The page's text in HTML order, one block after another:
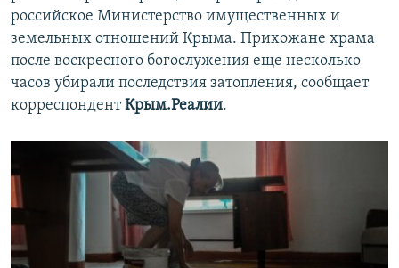
российское Министерство имущественных и
земельных отношений Крыма. Прихожане храма
после воскресного богослужения еще несколько
часов убирали последствия затопления, сообщает
корреспондентКрым.Реалии.